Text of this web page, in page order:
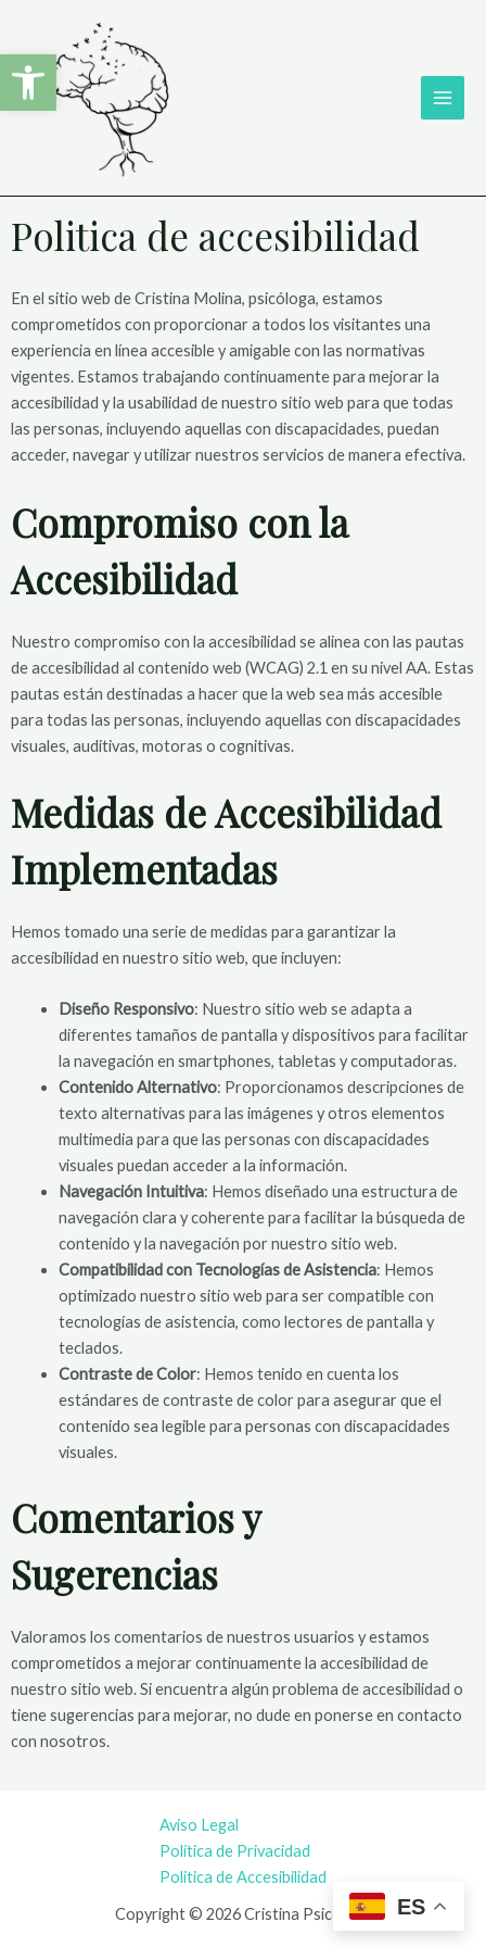
Abrir barra de herramientas
Politica de accesibilidad
En el sitio web de Cristina Molina, psicóloga, estamos
comprometidos con proporcionar a todos los visitantes una
experiencia en línea accesible y amigable con las normativas
vigentes. Estamos trabajando continuamente para mejorar la
accesibilidad y la usabilidad de nuestro sitio web para que todas
las personas, incluyendo aquellas con discapacidades, puedan
acceder, navegar y utilizar nuestros servicios de manera efectiva.
Compromiso con la
Accesibilidad
Nuestro compromiso con la accesibilidad se alinea con las pautas
de accesibilidad al contenido web (WCAG) 2.1 en su nivel AA. Estas
pautas están destinadas a hacer que la web sea más accesible
para todas las personas, incluyendo aquellas con discapacidades
visuales, auditivas, motoras o cognitivas.
Medidas de Accesibilidad
Implementadas
Hemos tomado una serie de medidas para garantizar la
accesibilidad en nuestro sitio web, que incluyen:
Diseño Responsivo: Nuestro sitio web se adapta a
diferentes tamaños de pantalla y dispositivos para facilitar
la navegación en smartphones, tabletas y computadoras.
Contenido Alternativo: Proporcionamos descripciones de
texto alternativas para las imágenes y otros elementos
multimedia para que las personas con discapacidades
visuales puedan acceder a la información.
Navegación Intuitiva: Hemos diseñado una estructura de
navegación clara y coherente para facilitar la búsqueda de
contenido y la navegación por nuestro sitio web.
Compatibilidad con Tecnologías de Asistencia: Hemos
optimizado nuestro sitio web para ser compatible con
tecnologías de asistencia, como lectores de pantalla y
teclados.
Contraste de Color: Hemos tenido en cuenta los
estándares de contraste de color para asegurar que el
contenido sea legible para personas con discapacidades
visuales.
Comentarios y
Sugerencias
Valoramos los comentarios de nuestros usuarios y estamos
comprometidos a mejorar continuamente la accesibilidad de
nuestro sitio web. Si encuentra algún problema de accesibilidad o
tiene sugerencias para mejorar, no dude en ponerse en contacto
con nosotros.
Aviso Legal
Política de Privacidad
Politica de Accesibilidad
Copyright © 2026 Cristina Psicóloga
ES